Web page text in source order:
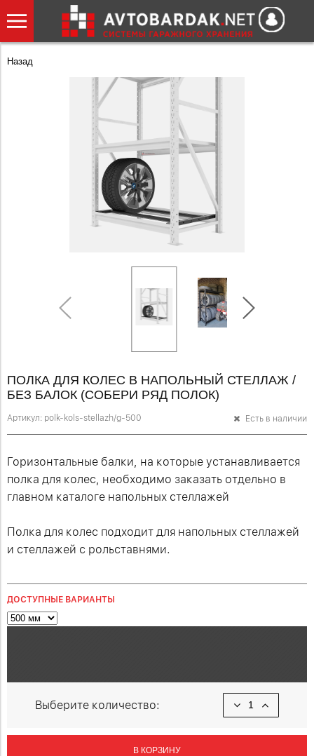
Назад
ПОЛКА ДЛЯ КОЛЕС В НАПОЛЬНЫЙ СТЕЛЛАЖ /
БЕЗ БАЛОК (СОБЕРИ РЯД ПОЛОК)
Артикул: polk-kols-stellazh/g-500 Есть в наличии
Горизонтальные балки, на которые устанавливается
полка для колес, необходимо заказать отдельно в
главном каталоге напольных стеллажей
Полка для колес подходит для напольных стеллажей
и стеллажей с рольставнями.
ДОСТУПНЫЕ ВАРИАНТЫ
Выберите количество:
В КОРЗИНУ